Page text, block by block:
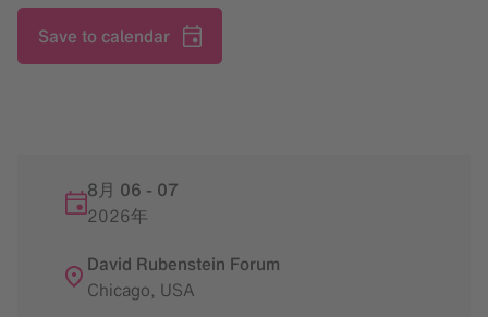
Save to calendar
8月 06 - 07
2026年
David Rubenstein Forum
Chicago, USA